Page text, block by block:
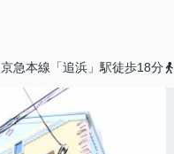
京急本線「追浜」駅徒歩18分